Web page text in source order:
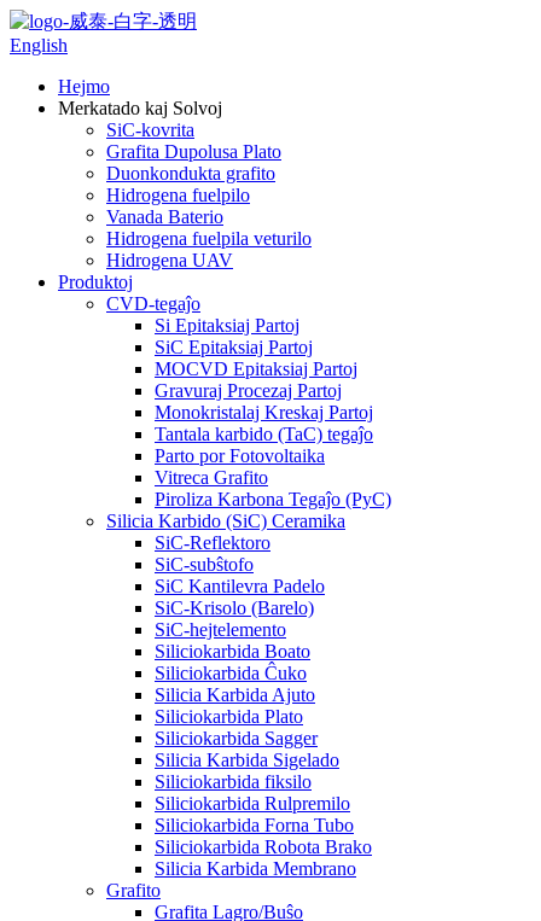
English
Hejmo
Merkatado kaj Solvoj
SiC-kovrita
Grafita Dupolusa Plato
Duonkondukta grafito
Hidrogena fuelpilo
Vanada Baterio
Hidrogena fuelpila veturilo
Hidrogena UAV
Produktoj
CVD-tegaĵo
Si Epitaksiaj Partoj
SiC Epitaksiaj Partoj
MOCVD Epitaksiaj Partoj
Gravuraj Procezaj Partoj
Monokristalaj Kreskaj Partoj
Tantala karbido (TaC) tegaĵo
Parto por Fotovoltaika
Vitreca Grafito
Piroliza Karbona Tegaĵo (PyC)
Silicia Karbido (SiC) Ceramika
SiC-Reflektoro
SiC-subŝtofo
SiC Kantilevra Padelo
SiC-Krisolo (Barelo)
SiC-hejtelemento
Siliciokarbida Boato
Siliciokarbida Ĉuko
Silicia Karbida Ajuto
Siliciokarbida Plato
Siliciokarbida Sagger
Silicia Karbida Sigelado
Siliciokarbida fiksilo
Siliciokarbida Rulpremilo
Siliciokarbida Forna Tubo
Siliciokarbida Robota Brako
Silicia Karbida Membrano
Grafito
Grafita Lagro/Buŝo